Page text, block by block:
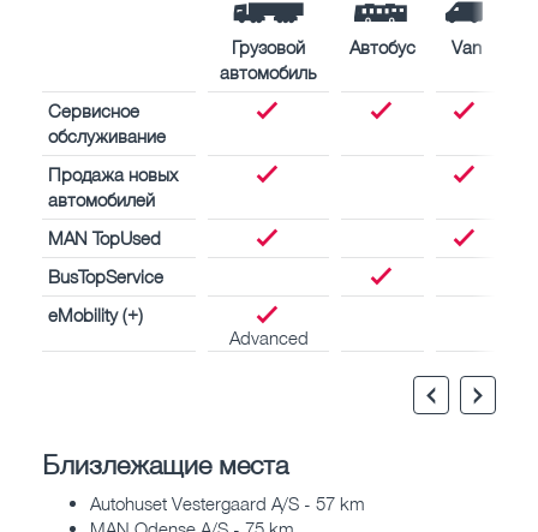
Грузовой
автомобиль
Автобус Van
Сервисное
обслуживание
Продажа новых
автомобилей
MAN TopUsed
BusTopService
eMobility (+)
Advanced
Близлежащие места
Autohuset Vestergaard A/S - 57 km